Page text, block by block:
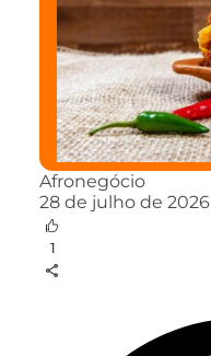
Afronegócio
28 de julho de 2026
1